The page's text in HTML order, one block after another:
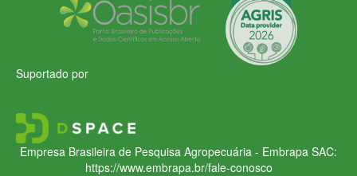
Suportado por
Empresa Brasileira de Pesquisa Agropecuária - Embrapa SAC:
https://www.embrapa.br/fale-conosco